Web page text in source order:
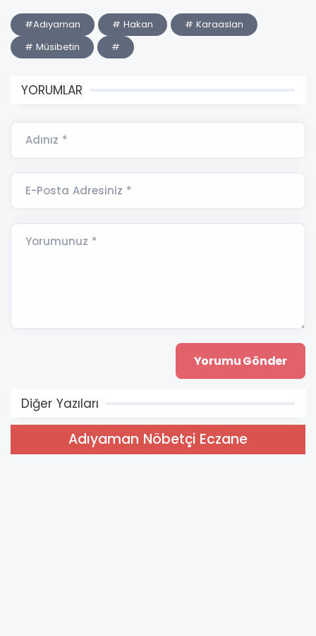
#Adıyaman # Hakan
# Karaaslan
# Müsibetin
#
YORUMLAR
Adınız *
E-Posta Adresiniz *
Yorumunuz *
Diğer Yazıları
Adıyaman Nöbetçi Eczane